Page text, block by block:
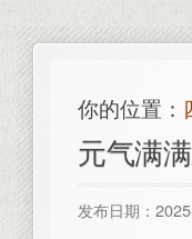
你的位置：
元气满
发布日期：